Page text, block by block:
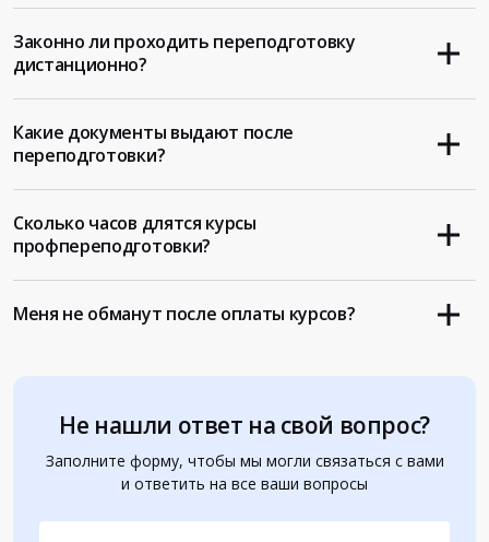
Не нашли ответ на свой вопрос?
Заполните форму, чтобы мы могли связаться с вами
и ответить на все ваши вопросы
Законно ли проходить переподготовку
дистанционно?
Какие документы выдают после
переподготовки?
Сколько часов длятся курсы
профпереподготовки?
Меня не обманут после оплаты курсов?